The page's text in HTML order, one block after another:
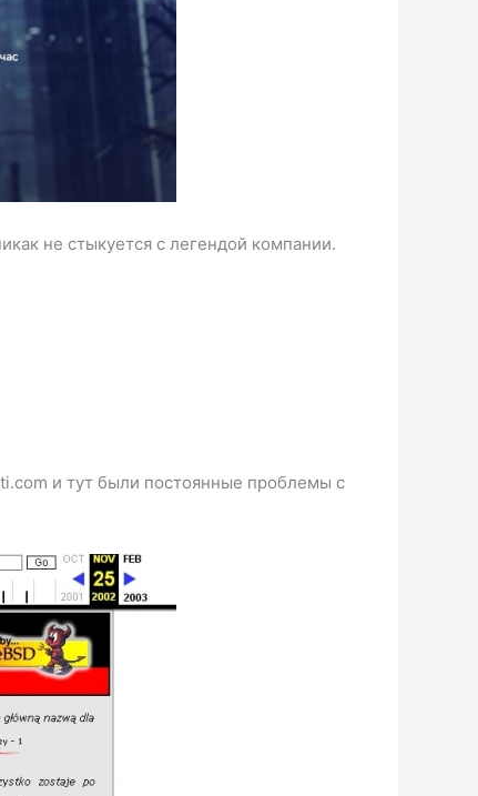
не стыкуется с легендой компании.
и тут были постоянные проблемы с